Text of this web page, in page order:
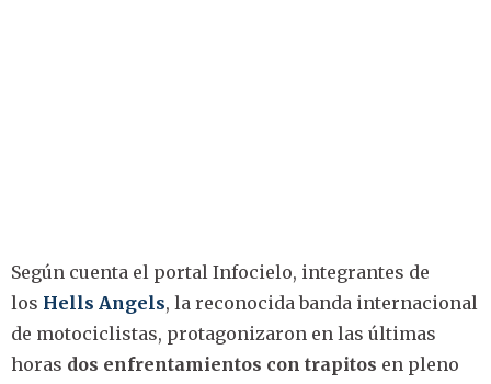
Según cuenta el portal Infocielo, integrantes de
los Hells Angels, la reconocida banda internacional
de motociclistas, protagonizaron en las últimas
horas dos enfrentamientos con trapitos en pleno